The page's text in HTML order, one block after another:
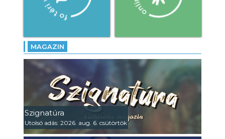
MAGAZIN
Szignatúra
Utolsó adás: 2026. aug. 6. csütörtök